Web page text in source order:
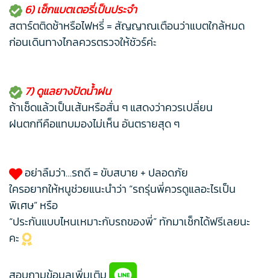
6) เช็กแบตเตอรี่เป็นประจำ
สตาร์ตติดช้าหรือไฟหรี่ = สัญญาณเตือนว่าแบตใกล้หมด
ก่อนเดินทางไกลควรตรวจให้ชัวร์ค่ะ
7) ดูแลยางปัดน้ำฝน
ถ้าเช็ดแล้วเป็นเส้นหรือสั่น ๆ แสดงว่าควรเปลี่ยน
ฝนตกทีคือแทบมองไม่เห็น อันตรายสุด ๆ
อย่าลืมว่า…รถดี = ขับสบาย + ปลอดภัย
ใครอยากให้หนูช่วยแนะนำว่า “รถรุ่นพี่ควรดูแลอะไรเป็น
พิเศษ” หรือ
“ประกันแบบไหนเหมาะกับรถของพี่” ทักมาเช็กได้ฟรีเลยนะ
คะ